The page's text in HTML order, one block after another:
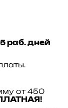
раб. дней
от 450